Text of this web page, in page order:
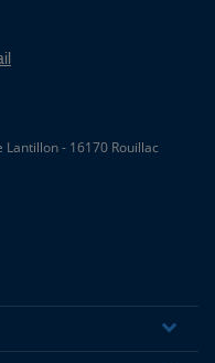
Lantillon - 16170 Rouillac